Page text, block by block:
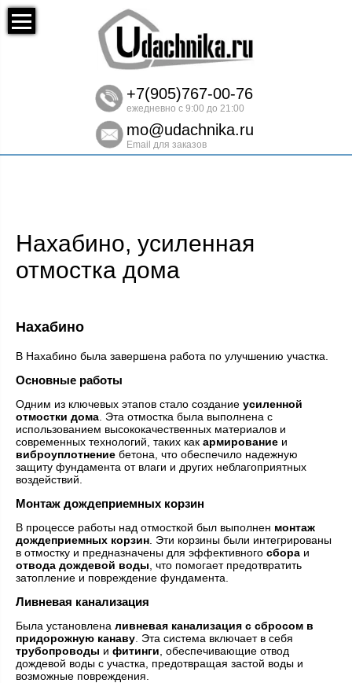
+7(905)767-00-76
ежедневно с 9:00 до 21:00
mo@udachnika.ru
Email для заказов
Нахабино, усиленная
отмостка дома
Нахабино
В Нахабино была завершена работа по улучшению участка.
Основные работы
Одним из ключевых этапов стало создание усиленной
отмостки дома . Эта отмостка была выполнена с
использованием высококачественных материалов и
современных технологий, таких как армирование и
виброуплотнение бетона, что обеспечило надежную
защиту фундамента от влаги и других неблагоприятных
воздействий.
Монтаж дождеприемных корзин
В процессе работы над отмосткой был выполнен монтаж
дождеприемных корзин . Эти корзины были интегрированы
в отмостку и предназначены для эффективного сбора и
отвода дождевой воды , что помогает предотвратить
затопление и повреждение фундамента.
Ливневая канализация
Была установлена ливневая канализация с сбросом в
придорожную канаву . Эта система включает в себя
трубопроводы и фитинги , обеспечивающие отвод
дождевой воды с участка, предотвращая застой воды и
возможные повреждения.